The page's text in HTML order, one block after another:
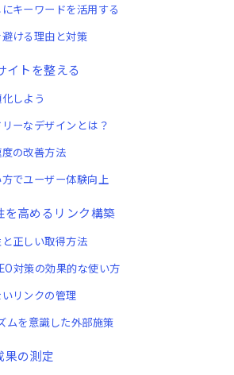
キーワードを活用する
ける理由と対策
イトを整える
しよう
ーなデザインとは？
の改善方法
でユーザー体験向上
を高めるリンク構築
正しい取得方法
対策の効果的な使い方
リンクの管理
ムを意識した外部施策
果の測定